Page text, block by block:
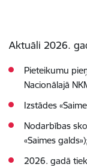
Aktuāli 2026.
Pieteikumu
Nacionālajā
Izstādes
Nodarbības
«Saimes galds»);
2026. gadā